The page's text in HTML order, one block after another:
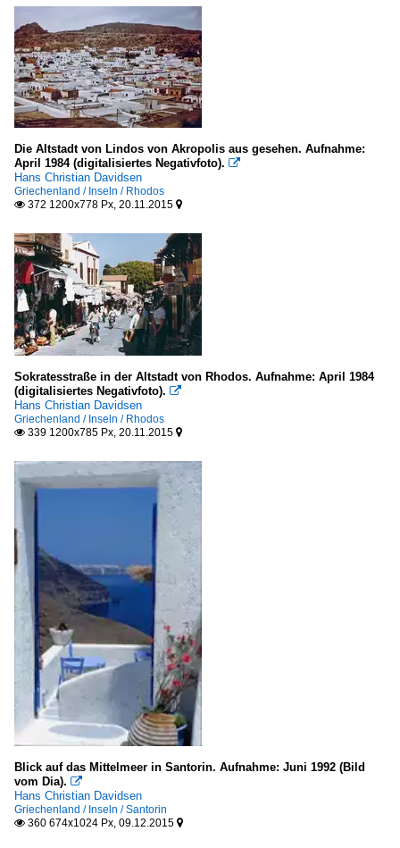
Die Altstadt von Lindos von Akropolis aus gesehen. Aufnahme:
April 1984 (digitalisiertes Negativfoto). 
Hans Christian Davidsen
Griechenland / Inseln / Rhodos
 372 1200x778 Px, 20.11.2015 
Sokratesstraße in der Altstadt von Rhodos. Aufnahme: April 1984
(digitalisiertes Negativfoto). 
Hans Christian Davidsen
Griechenland / Inseln / Rhodos
 339 1200x785 Px, 20.11.2015 
Blick auf das Mittelmeer in Santorin. Aufnahme: Juni 1992 (Bild
vom Dia). 
Hans Christian Davidsen
Griechenland / Inseln / Santorin
 360 674x1024 Px, 09.12.2015 